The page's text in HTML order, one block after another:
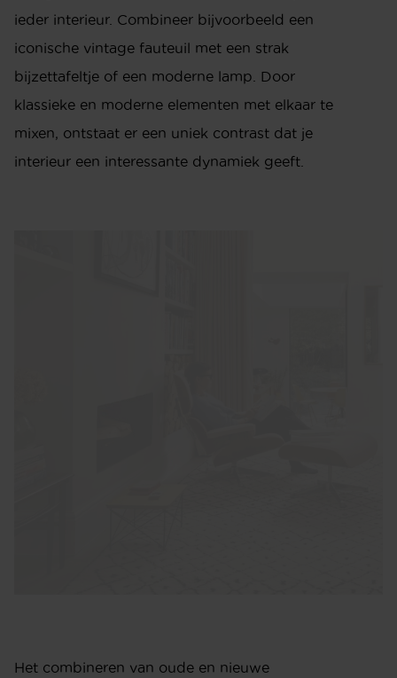
ieder interieur. Combineer bijvoorbeeld een
iconische vintage fauteuil met een strak
bijzettafeltje of een moderne lamp. Door
klassieke en moderne elementen met elkaar te
mixen, ontstaat er een uniek contrast dat je
interieur een interessante dynamiek geeft.
Het combineren van oude en nieuwe